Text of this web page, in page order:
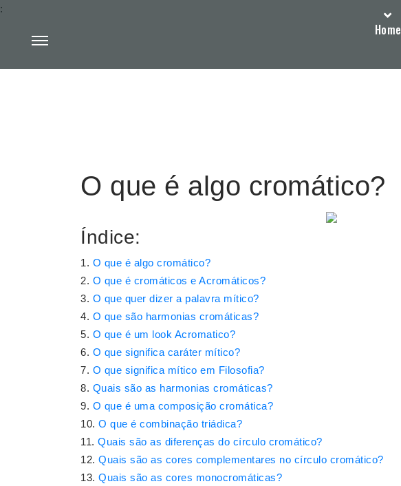
Home
:
O que é algo cromático?
Índice:
O que é algo cromático?
O que é cromáticos e Acromáticos?
O que quer dizer a palavra mítico?
O que são harmonias cromáticas?
O que é um look Acromatico?
O que significa caráter mítico?
O que significa mítico em Filosofia?
Quais são as harmonias cromáticas?
O que é uma composição cromática?
O que é combinação triádica?
Quais são as diferenças do círculo cromático?
Quais são as cores complementares no círculo cromático?
Quais são as cores monocromáticas?